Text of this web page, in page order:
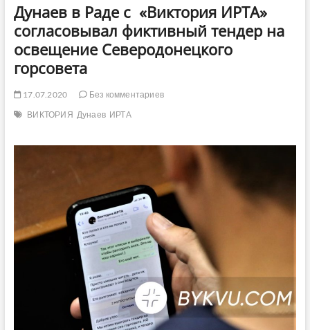
Дунаев в Раде с «Виктория ИРТА»
согласовывал фиктивный тендер на
освещение Северодонецкого
горсовета
17.07.2020
Без комментариев
ВИКТОРИЯ Дунаев ИРТА